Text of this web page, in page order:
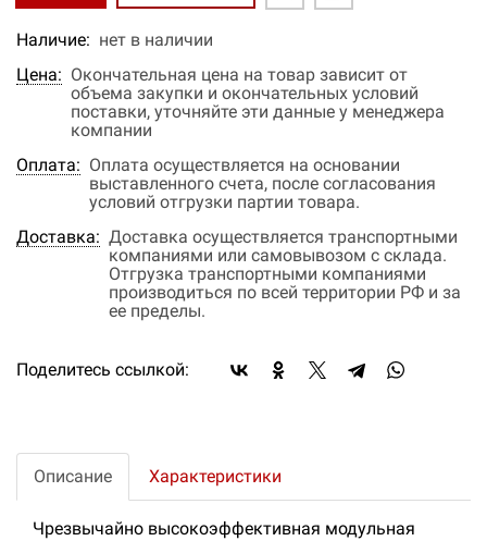
Наличие: нет в наличии
Цена: Окончательная цена на товар зависит от
объема закупки и окончательных условий
поставки, уточняйте эти данные у менеджера
компании
Оплата: Оплата осуществляется на основании
выставленного счета, после согласования
условий отгрузки партии товара.
Доставка: Доставка осуществляется транспортными
компаниями или самовывозом с склада.
Отгрузка транспортными компаниями
производиться по всей территории РФ и за
ее пределы.
Поделитесь ссылкой:
Описание Характеристики
Чрезвычайно высокоэффективная модульная